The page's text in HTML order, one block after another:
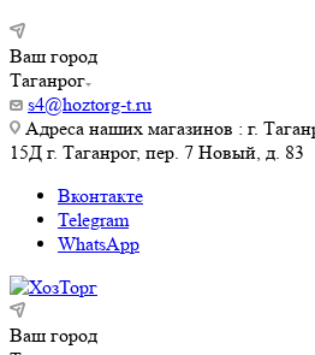
Ваш город
Таганрог
s4@hoztorg-t.ru
Адреса наших магазинов : г.
15Д г. Таганрог, пер. 7 Новый, д. 83
Вконтакте
Telegram
WhatsApp
Ваш город